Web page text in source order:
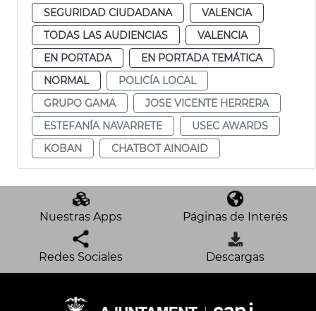
SEGURIDAD CIUDADANA
VALENCIA
TODAS LAS AUDIENCIAS
VALENCIA
EN PORTADA
EN PORTADA TEMÁTICA
NORMAL
POLICÍA LOCAL
GRUPO GAMA
JOSE VICENTE HERRERA
ESTEFANÍA NAVARRETE
USEC AWARDS
KOBAN
CHATBOT AINOAID
Nuestras Apps Páginas de Interés
Redes Sociales Descargas